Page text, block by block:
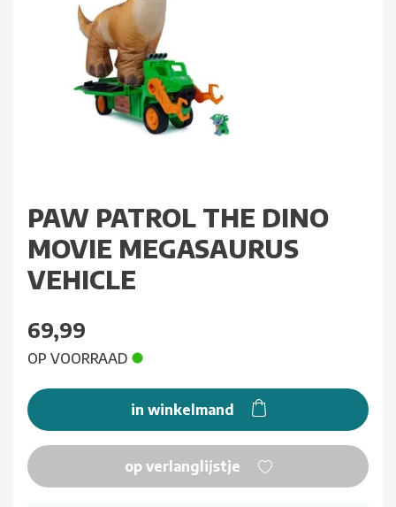
PAW PATROL THE DINO
MOVIE MEGASAURUS
VEHICLE
69,99
OP VOORRAAD
in winkelmand
op verlanglijstje